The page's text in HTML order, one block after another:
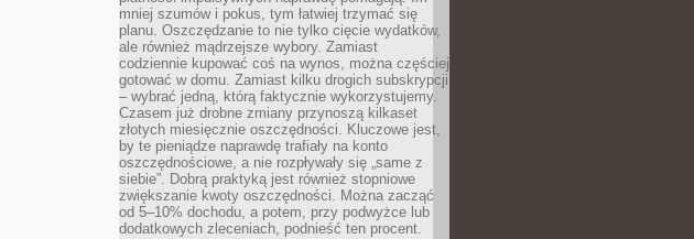
mniej szumów i pokus, tym łatwiej trzymać się
planu. Oszczędzanie to nie tylko cięcie wydatków,
ale również mądrzejsze wybory. Zamiast
codziennie kupować coś na wynos, można częściej
gotować w domu. Zamiast kilku drogich subskrypcji
– wybrać jedną, którą faktycznie wykorzystujemy.
Czasem już drobne zmiany przynoszą kilkaset
złotych miesięcznie oszczędności. Kluczowe jest,
by te pieniądze naprawdę trafiały na konto
oszczędnościowe, a nie rozpływały się „same z
siebie”. Dobrą praktyką jest również stopniowe
zwiększanie kwoty oszczędności. Można zacząć
od 5–10% dochodu, a potem, przy podwyżce lub
dodatkowych zleceniach, podnieść ten procent.